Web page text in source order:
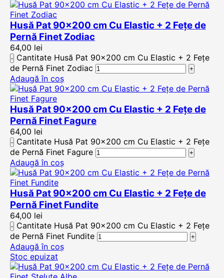
Husă Pat 90×200 cm Cu Elastic + 2 Fețe de
Pernă Finet Zodiac
64,00 lei
Cantitate Husă Pat 90x200 cm Cu Elastic + 2 Fețe
de Pernă Finet Zodiac
Adaugă în coș
Husă Pat 90×200 cm Cu Elastic + 2 Fețe de
Pernă Finet Fagure
64,00 lei
Cantitate Husă Pat 90x200 cm Cu Elastic + 2 Fețe
de Pernă Finet Fagure
Adaugă în coș
Husă Pat 90×200 cm Cu Elastic + 2 Fețe de
Pernă Finet Fundite
64,00 lei
Cantitate Husă Pat 90x200 cm Cu Elastic + 2 Fețe
de Pernă Finet Fundite
Adaugă în coș
Stoc epuizat